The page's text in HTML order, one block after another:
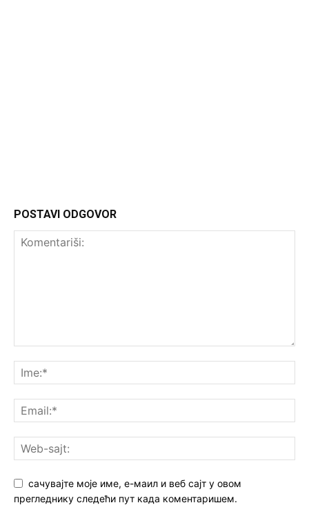
POSTAVI ODGOVOR
сачувајте моје име, е-маил и веб сајт у овом
прегледнику следећи пут када коментаришем.